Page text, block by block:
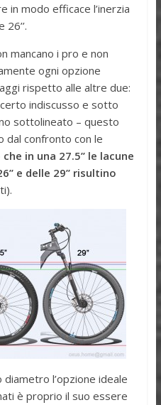
in modo efficace l’inerzia
mancano i pro e non
ogni opzione
rispetto alle altre due:
certo indiscusso e sotto
sottolineato – questo
confronto con le
in una 27.5’’ le lacune
e delle 29’’ risultino
l’opzione ideale
è proprio il suo essere